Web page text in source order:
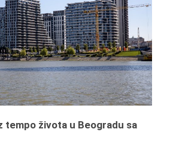
tempo života u Beogradu sa